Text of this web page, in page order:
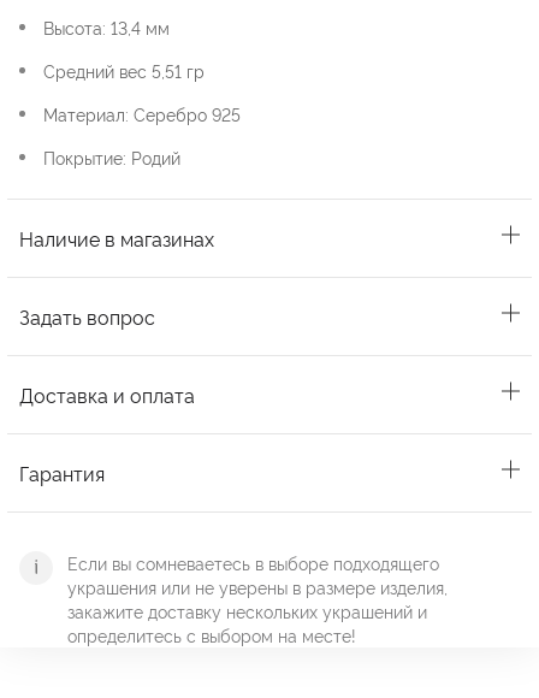
Высота: 13,4 мм
Средний вес 5,51 гр
Материал: Серебро 925
Покрытие: Родий
Наличие в магазинах
Задать вопрос
Доставка и оплата
Гарантия
Если вы сомневаетесь в выборе подходящего
украшения или не уверены в размере изделия,
закажите доставку нескольких украшений и
определитесь с выбором на месте!